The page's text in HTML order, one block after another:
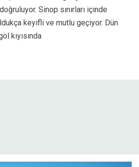
Sinop sınırları içinde
keyifli ve mutlu geçiyor. Dün
kıyısında